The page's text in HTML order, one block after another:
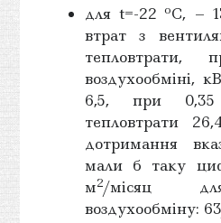
для t=-22 оС, –
втрат з
воздухообміні,
6,5, при
тепловтрати
дотримання
мали б таку
м2/місяц для
воздухообміну: